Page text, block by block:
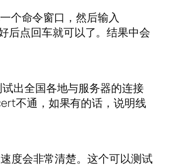
个命令窗口，然后输入
后点回车就可以了。结果中会
出全国各地与服务器的连接
不通，如果有的话，说明线
度会非常清楚。这个可以测试